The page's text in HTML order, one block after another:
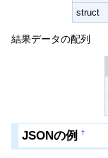
struct
結果データの配列
JSONの例 †